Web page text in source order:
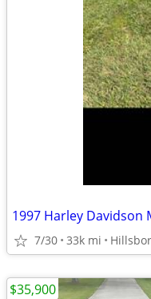
1997 Harley Davidson
7/30 33k mi
$35,900